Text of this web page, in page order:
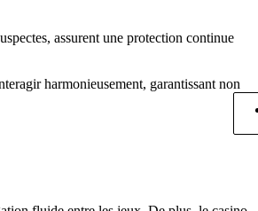
assurent une protection continue
harmonieusement, garantissant non